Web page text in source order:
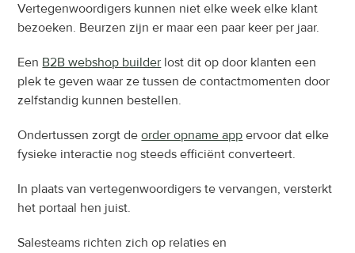
Vertegenwoordigers kunnen niet elke week elke klant
bezoeken. Beurzen zijn er maar een paar keer per jaar.
Een B2B webshop builder lost dit op door klanten een
plek te geven waar ze tussen de contactmomenten door
zelfstandig kunnen bestellen.
Ondertussen zorgt de order opname app ervoor dat elke
fysieke interactie nog steeds efficiënt converteert.
In plaats van vertegenwoordigers te vervangen, versterkt
het portaal hen juist.
Salesteams richten zich op relaties en